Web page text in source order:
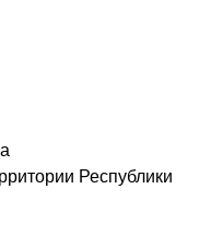
Республики